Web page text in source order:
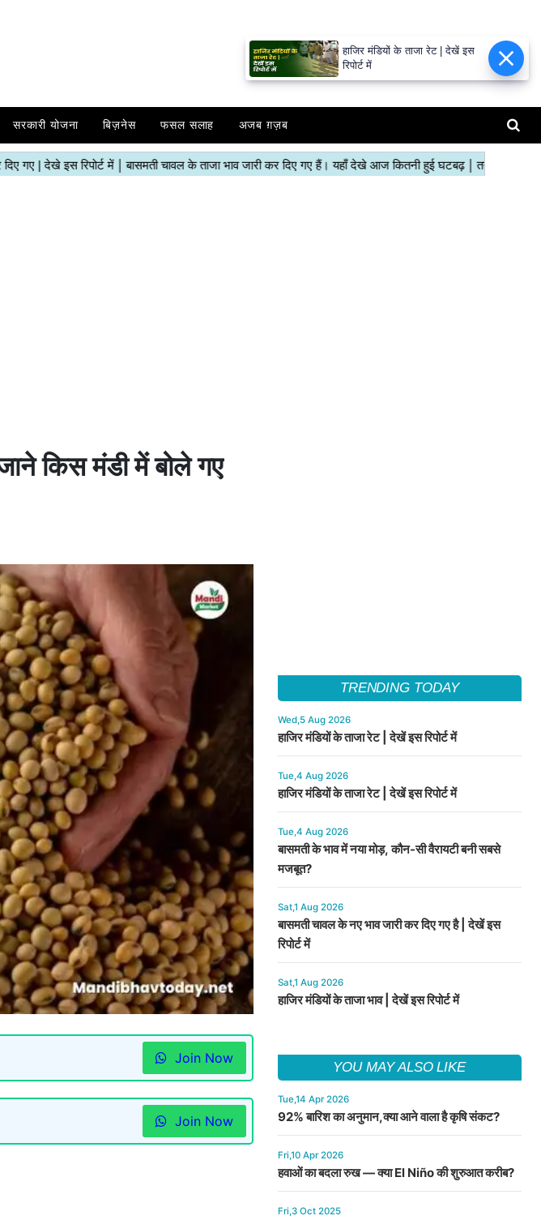
सरकारी योजना बिज़नेस फसल सलाह अजब ग़ज़ब
किस मंडी में बोले गए
Join Now
Join Now
TRENDING TODAY
Wed,5 Aug 2026
हाजिर मंडियों के ताजा रेट | देखें इस रिपोर्ट में
Tue,4 Aug 2026
हाजिर मंडियों के ताजा रेट | देखें इस रिपोर्ट में
Tue,4 Aug 2026
बासमती के भाव में नया मोड़, कौन-सी वैरायटी बनी सबसे
मजबूत?
Sat,1 Aug 2026
बासमती चावल के नए भाव जारी कर दिए गए है | देखें इस
रिपोर्ट में
Sat,1 Aug 2026
हाजिर मंडियों के ताजा भाव | देखें इस रिपोर्ट में
YOU MAY ALSO LIKE
Tue,14 Apr 2026
92% बारिश का अनुमान,क्या आने वाला है कृषि संकट?
Fri,10 Apr 2026
हवाओं का बदला रुख — क्या El Niño की शुरुआत करीब?
Fri,3 Oct 2025
हाजिर मंडियों के ताजा रेट | देखें इस
रिपोर्ट में